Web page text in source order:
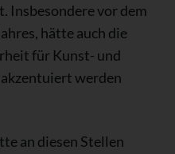
Insbesondere vor dem
hätte auch die
für Kunst- und
werden
an diesen Stellen